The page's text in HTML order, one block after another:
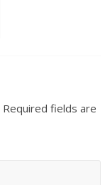
Required fields are